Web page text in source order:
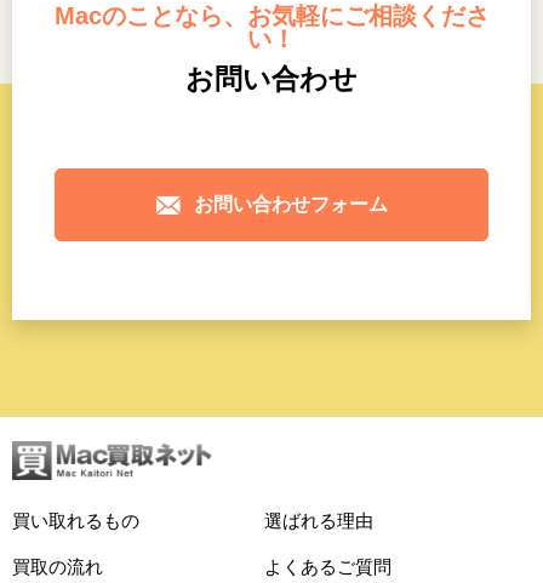
Macのことなら、お気軽にご相談くださ
い！
お問い合わせ
お問い合わせフォーム
買い取れるもの 選ばれる理由
買取の流れ よくあるご質問